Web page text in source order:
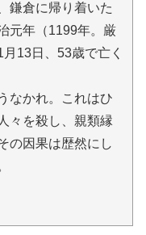
鎌倉に帰り着いた
元年（1199年。厳
13日、53歳で亡く
なかれ。これはひ
々を殺し、親類縁
の因果は歴然にし